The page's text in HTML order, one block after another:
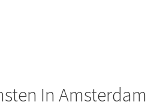
In Amsterdam